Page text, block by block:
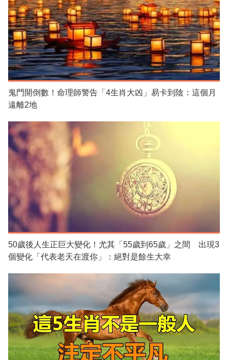
鬼門開倒數！命理師警告「4生肖大凶」易卡到陰：這個月
遠離2地
50歲後人生正巨大變化！尤其「55歲到65歲」之間 出現3
個變化「代表老天在渡你」：絕對是餘生大幸